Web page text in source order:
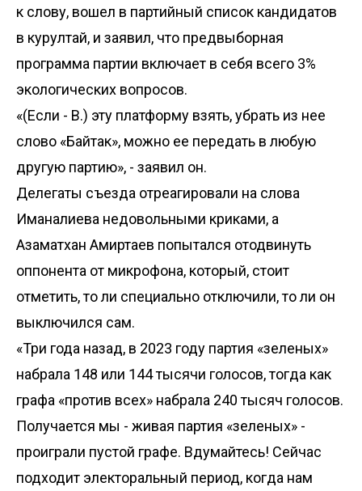
к слову, вошел в партийный список кандидатов
в курултай, и заявил, что предвыборная
программа партии включает в себя всего 3%
экологических вопросов.
«(Если - В.) эту платформу взять, убрать из нее
слово «Байтак», можно ее передать в любую
другую партию», - заявил он.
Делегаты съезда отреагировали на слова
Иманалиева недовольными криками, а
Азаматхан Амиртаев попытался отодвинуть
оппонента от микрофона, который, стоит
отметить, то ли специально отключили, то ли он
выключился сам.
«Три года назад, в 2023 году партия «зеленых»
набрала 148 или 144 тысячи голосов, тогда как
графа «против всех» набрала 240 тысяч голосов.
Получается мы - живая партия «зеленых» -
проиграли пустой графе. Вдумайтесь! Сейчас
подходит электоральный период, когда нам